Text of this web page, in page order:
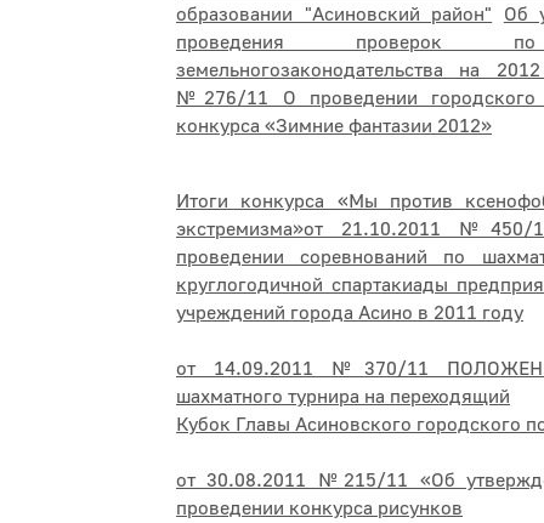
образовании "Асиновский район" Об
проведения проверок
земельногозаконодательства на
№276/11 О проведении городского
конкурса «Зимние фантазии 2012»
Итоги конкурса «Мы против
экстремизма»от 21.10.2011
проведении соревнований по
круглогодичной спартакиады
учреждений города Асино в 2011 году
от 14.09.2011 №370/11
шахматного турнира на переходящий
Кубок Главы Асиновского городского
от 30.08.2011 №215/11 «Об
проведении конкурса рисунков